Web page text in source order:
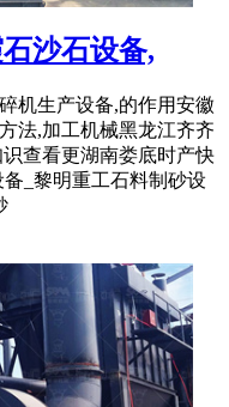
沙石设备,
机生产设备,的作用安徽
法,加工机械黑龙江齐齐
查看更湖南娄底时产快
备_黎明重工石料制砂设